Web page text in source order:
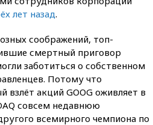
лет назад.
соображений, топ-
смертный приговор
заботиться о собственном
Потому что
акций GOOG оживляет в
совсем недавнюю
всемирного чемпиона по